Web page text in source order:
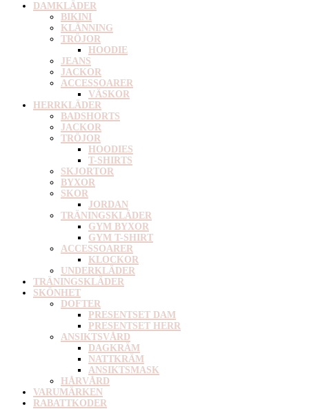
DAMKLÄDER
BIKINI
KLÄNNING
TRÖJOR
HOODIE
JEANS
JACKOR
ACCESSOARER
VÄSKOR
HERRKLÄDER
BADSHORTS
JACKOR
TRÖJOR
HOODIES
T-SHIRTS
SKJORTOR
BYXOR
SKOR
JORDAN
TRÄNINGSKLÄDER
GYM BYXOR
GYM T-SHIRT
ACCESSOARER
KLOCKOR
UNDERKLÄDER
TRÄNINGSKLÄDER
SKÖNHET
DOFTER
PRESENTSET DAM
PRESENTSET HERR
ANSIKTSVÅRD
DAGKRÄM
NATTKRÄM
ANSIKTSMASK
HÅRVÅRD
VARUMÄRKEN
RABATTKODER